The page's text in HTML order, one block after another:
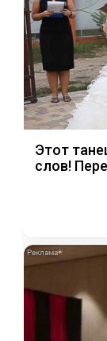
Этот
слов!